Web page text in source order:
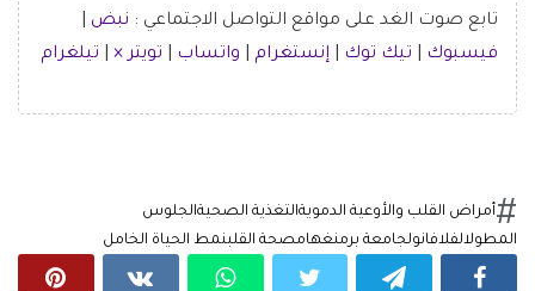
تابع صوت الغد على مواقع التواصل الاجتماعي : نبض
فيسبوك
تيك توك إنستغرام واتساب تويتر × تيلغرام
أمراض القلب والأوعية الدمويةالتغذية الصحيةالجلوس
المطولالفلافانولجامعة برمنغهامصحة القلبنمط الحياة الخامل